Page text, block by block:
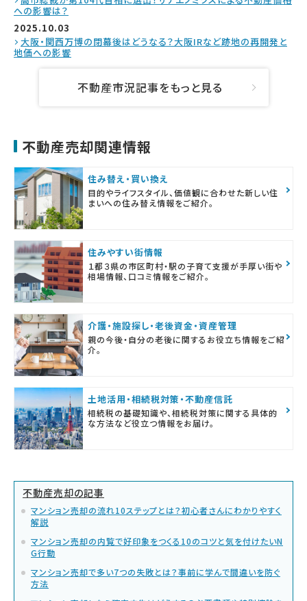
への影響は？
2025.10.03
大阪・関西万博の閉幕後はどうなる？大阪IRなど跡地の再開発と
地価への影響
不動産市況記事をもっと見る
不動産売却関連情報
住み替え・買い換え
目的やライフスタイル、価値観に合わせた新しい住
まいへの住み替え情報をご紹介。
住みやすい街情報
１都３県の市区町村・駅の子育て支援が手厚い街や
相場情報、口コミ情報をご紹介。
介護・施設探し・老後資金・資産管理
親の今後・自分の老後に関するお役立ち情報をご紹
介。
土地活用・相続税対策・不動産信託
相続税の基礎知識や、相続税対策に関する具体的
な方法など役立つ情報をお届け。
不動産売却の記事
マンション売却の流れ10ステップとは？初心者さんにわかりやすく
解説
マンション売却の内覧で好印象をつくる10のコツと気を付けたいN
G行動
マンション売却で多い7つの失敗とは？事前に学んで間違いを防ぐ
方法